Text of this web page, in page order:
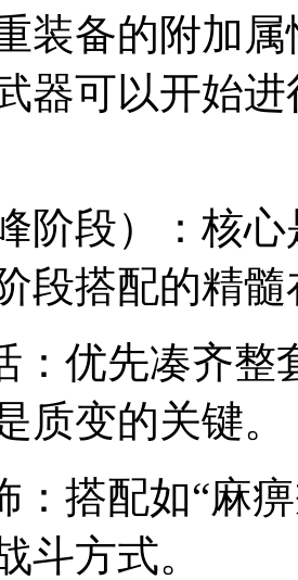
装备的附加属
器可以开始
阶段）：核
段搭配的精髓
：优先凑齐
质变的关键。
：搭配如“麻
斗方式。